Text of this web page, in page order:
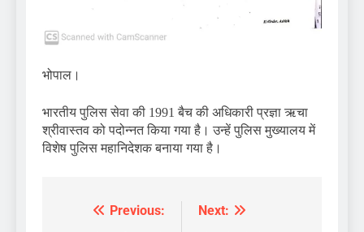
भोपाल।
भारतीय पुलिस सेवा की 1991 बैच की अधिकारी प्रज्ञा ऋचा
श्रीवास्तव को पदोन्नत किया गया है। उन्हें पुलिस मुख्यालय में
विशेष पुलिस महानिदेशक बनाया गया है।
Post
Previous:
Next: